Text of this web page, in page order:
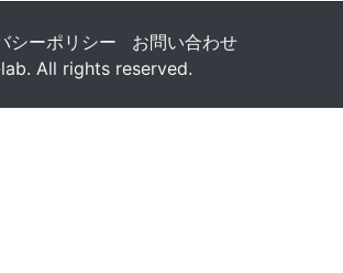
シーポリシー
お問い合わせ
All rights reserved.